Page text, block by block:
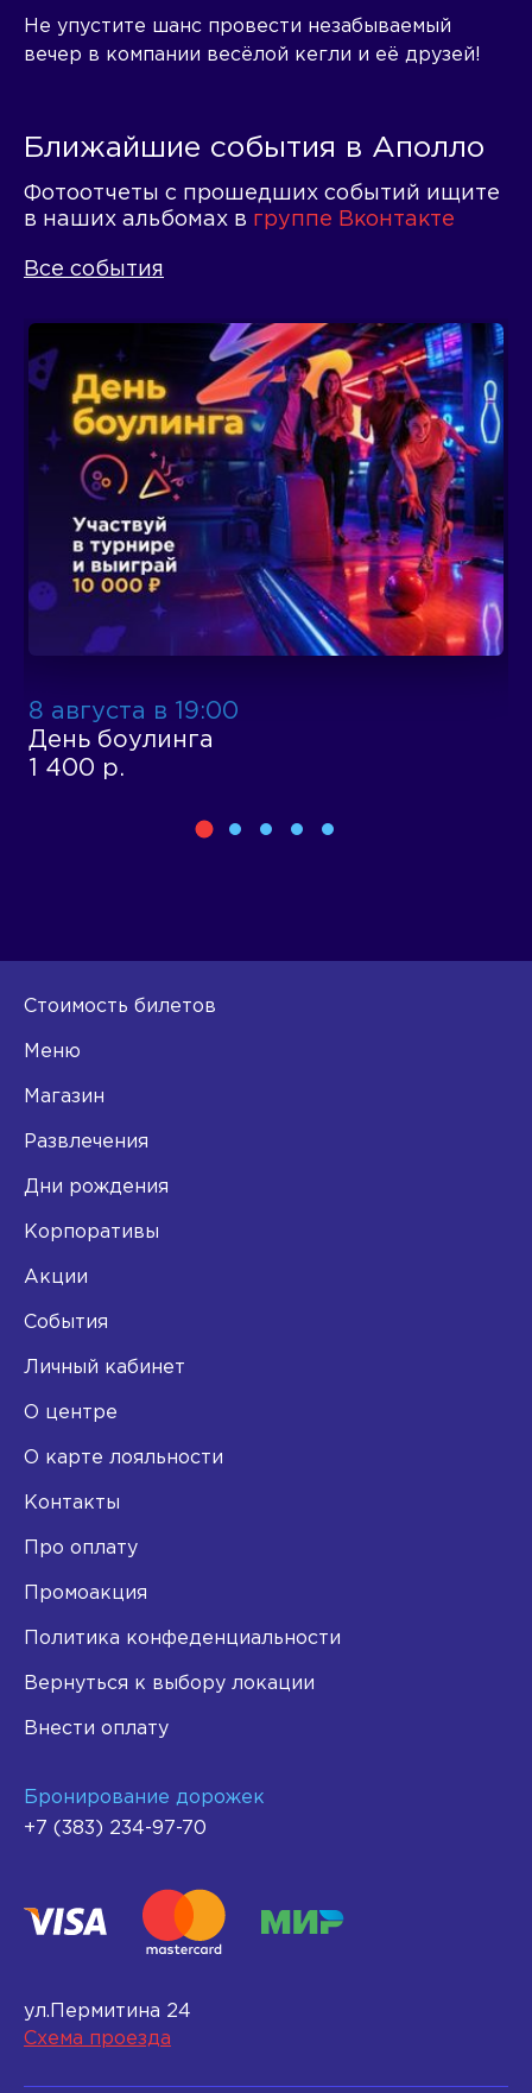
Не упустите шанс провести незабываемый
вечер в компании весёлой кегли и её друзей!
Ближайшие события в Аполло
Фотоотчеты с прошедших событий ищите
в наших альбомах в группе Вконтакте
Все события
8 августа в 19:00
День боулинга
1 400 р.
Стоимость билетов
Меню
Магазин
Развлечения
Дни рождения
Корпоративы
Акции
События
Личный кабинет
О центре
О карте лояльности
Контакты
Про оплату
Промоакция
Политика конфеденциальности
Вернуться к выбору локации
Внести оплату
Бронирование дорожек
+7 (383) 234-97-70
ул.Пермитина 24
Схема проезда